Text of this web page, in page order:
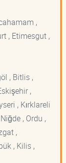
,
, Etimesgut ,
, Bitlis ,
,
, Kırklareli
, Ordu ,
,
, Kilis ,